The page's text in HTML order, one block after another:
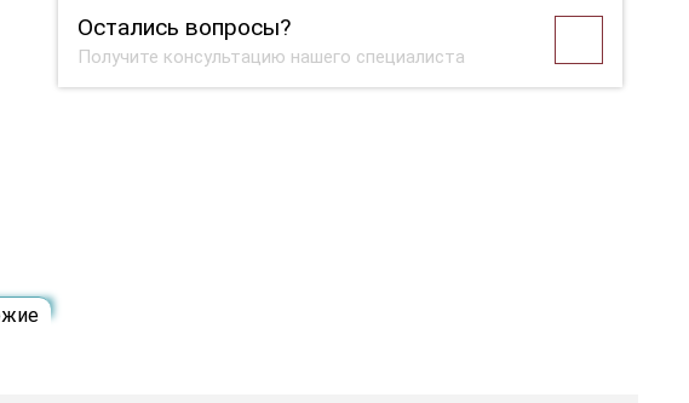
Остались вопросы?
Получите консультацию нашего специалиста